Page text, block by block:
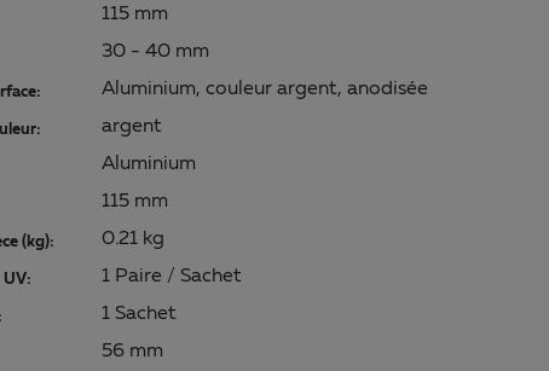
115 mm
30 - 40 mm
Aluminium, couleur argent, anodisée
argent
Aluminium
115 mm
(kg): 0.21 kg
UV: 1 Paire / Sachet
1 Sachet
56 mm